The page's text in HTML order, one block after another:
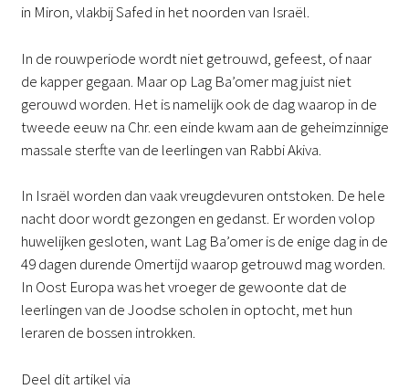
in Miron, vlakbij Safed in het noorden van Israël.
In de rouwperiode wordt niet getrouwd, gefeest, of naar
de kapper gegaan. Maar op Lag Ba’omer mag juist niet
gerouwd worden. Het is namelijk ook de dag waarop in de
tweede eeuw na Chr. een einde kwam aan de geheimzinnige
massale sterfte van de leerlingen van Rabbi Akiva.
In Israël worden dan vaak vreugdevuren ontstoken. De hele
nacht door wordt gezongen en gedanst. Er worden volop
huwelijken gesloten, want Lag Ba’omer is de enige dag in de
49 dagen durende Omertijd waarop getrouwd mag worden.
In Oost Europa was het vroeger de gewoonte dat de
leerlingen van de Joodse scholen in optocht, met hun
leraren de bossen introkken.
Deel dit artikel via